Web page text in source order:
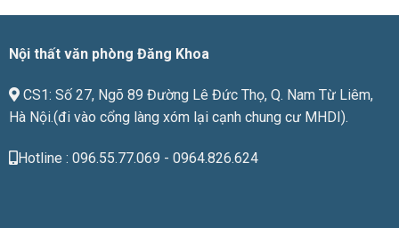
giá
Nội thất văn phòng Đăng Khoa
CS1: Số 27, Ngõ 89 Đường Lê Đức Thọ, Q. Nam Từ Liêm,
Hà Nội.(đi vào cổng làng xóm lại cạnh chung cư MHDI).
Hotline : 096.55.77.069 - 0964.826.624